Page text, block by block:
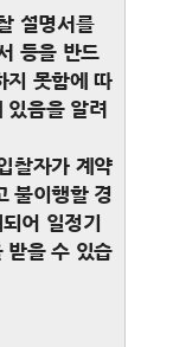
설명서를
등을 반드
지 못함에 따
음을 알려
찰자가 계약
불이행할 경
어 일정기
받을 수 있습